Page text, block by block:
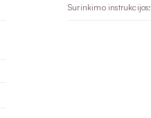
Surinkimo instrukcijos: